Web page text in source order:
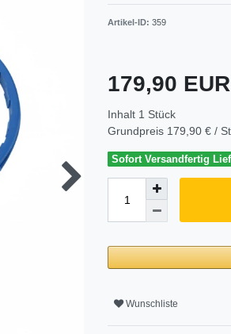
Artikel-ID: 359
179,90 EUR
Inhalt 1 Stück
Grundpreis 179,90 € /
Sofort Versandfertig
Wunschliste